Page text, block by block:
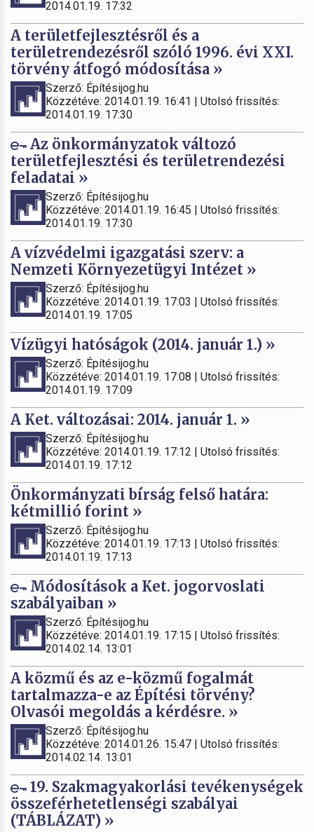
2014.01.19. 17:32
A területfejlesztésről és a
területrendezésről szóló 1996. évi XXI.
törvény átfogó módosítása »
Szerző: Építésijog.hu
Közzétéve: 2014.01.19. 16:41 | Utolsó frissítés:
2014.01.19. 17:30
Az önkormányzatok változó
területfejlesztési és területrendezési
feladatai »
Szerző: Építésijog.hu
Közzétéve: 2014.01.19. 16:45 | Utolsó frissítés:
2014.01.19. 17:30
A vízvédelmi igazgatási szerv: a
Nemzeti Környezetügyi Intézet »
Szerző: Építésijog.hu
Közzétéve: 2014.01.19. 17:03 | Utolsó frissítés:
2014.01.19. 17:05
Vízügyi hatóságok (2014. január 1.) »
Szerző: Építésijog.hu
Közzétéve: 2014.01.19. 17:08 | Utolsó frissítés:
2014.01.19. 17:09
A Ket. változásai: 2014. január 1. »
Szerző: Építésijog.hu
Közzétéve: 2014.01.19. 17:12 | Utolsó frissítés:
2014.01.19. 17:12
Önkormányzati bírság felső határa:
kétmillió forint »
Szerző: Építésijog.hu
Közzétéve: 2014.01.19. 17:13 | Utolsó frissítés:
2014.01.19. 17:13
Módosítások a Ket. jogorvoslati
szabályaiban »
Szerző: Építésijog.hu
Közzétéve: 2014.01.19. 17:15 | Utolsó frissítés:
2014.02.14. 13:01
A közmű és az e-közmű fogalmát
tartalmazza-e az Építési törvény?
Olvasói megoldás a kérdésre. »
Szerző: Építésijog.hu
Közzétéve: 2014.01.26. 15:47 | Utolsó frissítés:
2014.02.14. 13:01
19. Szakmagyakorlási tevékenységek
összeférhetetlenségi szabályai
(TÁBLÁZAT) »